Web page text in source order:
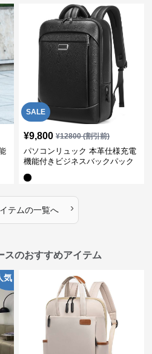
SALE
¥9,800 ¥12800(割引前)
パソコンリュック 本革仕様充電
機能付きビジネスバックパック
テムの一覧へ ›
スのおすすめアイテム
気